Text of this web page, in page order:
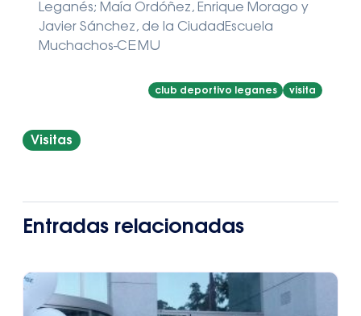
Leganés; Maía Ordóñez, Enrique Morago y
Javier Sánchez, de la CiudadEscuela
Muchachos-CEMU
club deportivo leganes visita
Visitas
Entradas relacionadas